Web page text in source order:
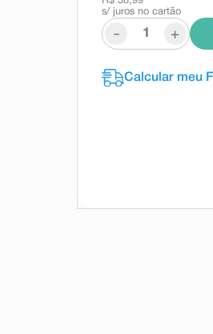
s/ juros no cartão
- +